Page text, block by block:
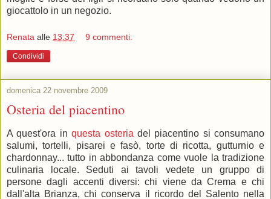
giocattolo in un negozio.
Renata alle 13:37 9 commenti:
Condividi
domenica 22 novembre 2009
Osteria del piacentino
A quest'ora inquesta osteria del piacentino si consumano
salumi, tortelli, pisarei e fasò, torte di ricotta, gutturnio e
chardonnay... tutto in abbondanza come vuole la tradizione
culinaria locale. Seduti ai tavoli vedete un gruppo di
persone dagli accenti diversi: chi viene da Crema e chi
dall'alta Brianza, chi conserva il ricordo del Salento nella